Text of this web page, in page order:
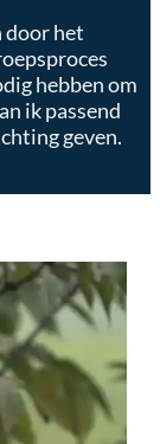
door het
hebben om
ik passend
geven.